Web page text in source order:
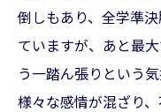
倒しもあり、全学準
ていますが、あと最
う一踏ん張りという
様々な感情が混ざり、